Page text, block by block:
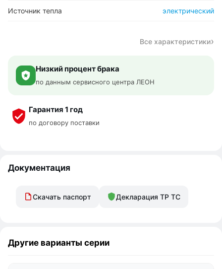
Источник тепла электрический
Все характеристики
Низкий процент брака
по данным сервисного центра ЛЕОН
Гарантия 1 год
по договору поставки
Документация
Скачать паспорт Декларация ТР ТС
Другие варианты серии